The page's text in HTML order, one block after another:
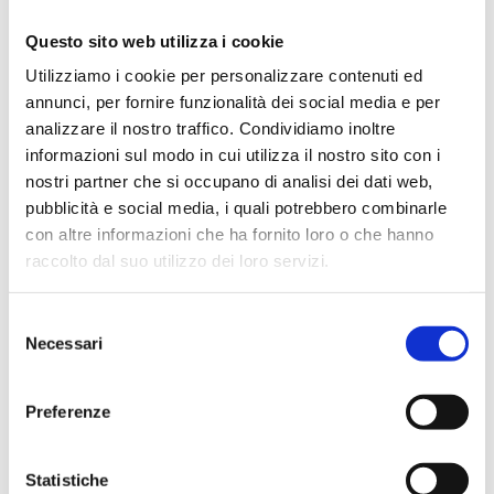
Questo sito web utilizza i cookie
Utilizziamo i cookie per personalizzare contenuti ed
annunci, per fornire funzionalità dei social media e per
analizzare il nostro traffico. Condividiamo inoltre
informazioni sul modo in cui utilizza il nostro sito con i
nostri partner che si occupano di analisi dei dati web,
pubblicità e social media, i quali potrebbero combinarle
con altre informazioni che ha fornito loro o che hanno
raccolto dal suo utilizzo dei loro servizi.
delNecessari
Preferenze
Statistiche
sportive.
INFORMAZIONI
SULLA STRUTTURA
RESORT
VALLE DELL’ERICA